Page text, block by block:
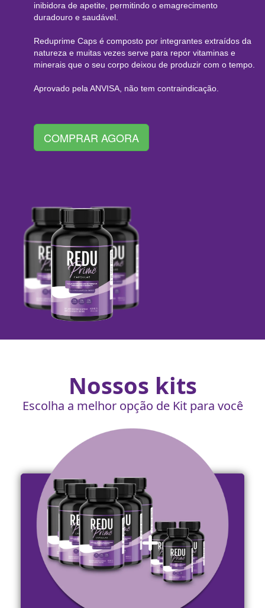
inibidora de apetite, permitindo o emagrecimento
duradouro e saudável.
Reduprime Caps é composto por integrantes extraídos da
natureza e muitas vezes serve para repor vitaminas e
minerais que o seu corpo deixou de produzir com o tempo.
Aprovado pela ANVISA, não tem contraindicação.
COMPRAR AGORA
Nossos kits
Escolha a melhor opção de Kit para você